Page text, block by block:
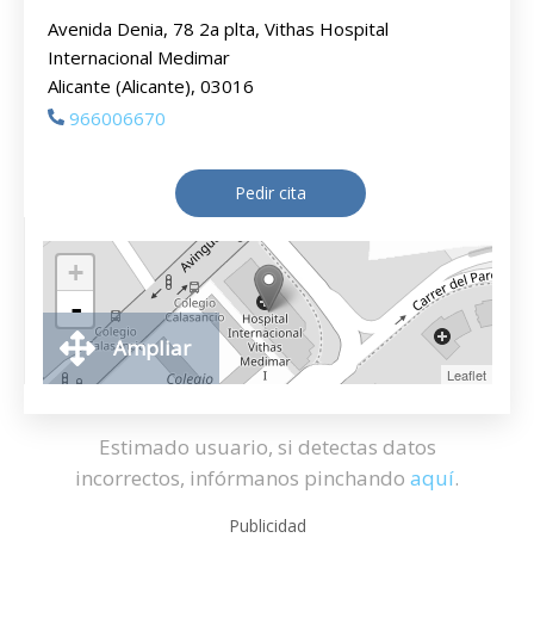
Avenida Denia, 78 2a plta, Vithas Hospital
Internacional Medimar
Alicante (Alicante), 03016
966006670
Pedir cita
+
-
Leaflet
Ampliar
Estimado usuario, si detectas datos
incorrectos, infórmanos pinchando aquí.
Publicidad